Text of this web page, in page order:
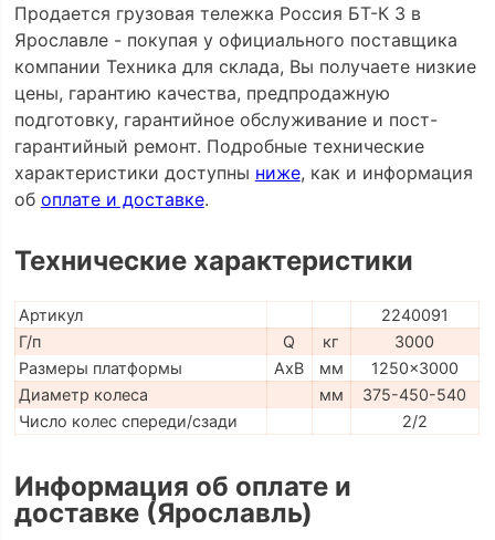
Продается грузовая тележка Россия БТ-К 3 в
Ярославле - покупая у официального поставщика
компании Техника для склада, Вы получаете низкие
цены, гарантию качества, предпродажную
подготовку, гарантийное обслуживание и пост-
гарантийный ремонт. Подробные технические
характеристики доступны ниже, как и информация
об оплате и доставке.
Технические характеристики
Артикул
2240091
Г/п
Q кг
3000
Размеры платформы
AxB мм
1250x3000
Диаметр колеса
мм
375-450-540
Число колес спереди/сзади
2/2
Информация об оплате и
доставке (Ярославль)